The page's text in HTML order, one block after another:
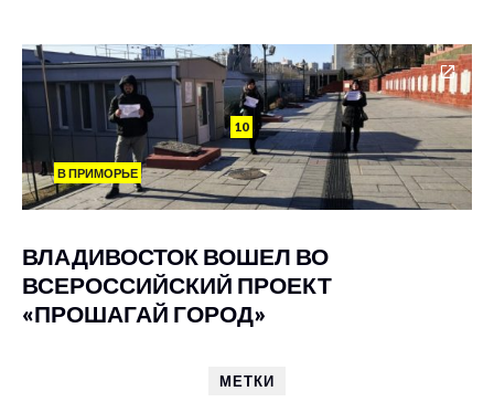
10
В ПРИМОРЬЕ
ВЛАДИВОСТОК ВОШЕЛ ВО
ВСЕРОССИЙСКИЙ ПРОЕКТ
«ПРОШАГАЙ ГОРОД»
МЕТКИ